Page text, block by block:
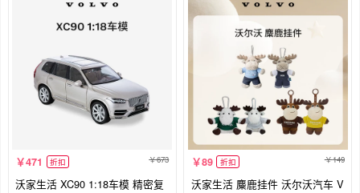
471 折扣 673
沃家生活 XC90 1:18车模 精密复
89 折扣 149
沃家生活 麋鹿挂件 沃尔沃汽车 V